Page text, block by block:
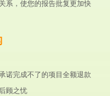
系，使您的报告批复更加快
诺完成不了的项目全额退款
顾之忧